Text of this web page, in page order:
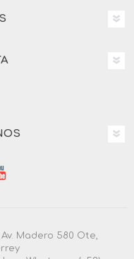
Madero 580 Ote,